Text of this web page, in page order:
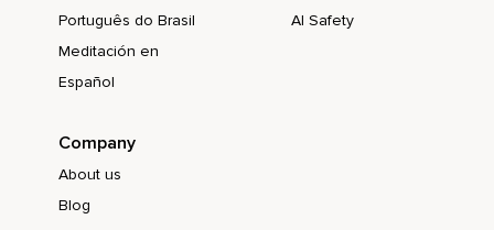
Körper zu tun.
Ganz tolle Schmerzen und dann gleich irgendwie dachte,
Okay,
Português do Brasil
Meditación en
Español
AI Safety
Company
About us
Blog